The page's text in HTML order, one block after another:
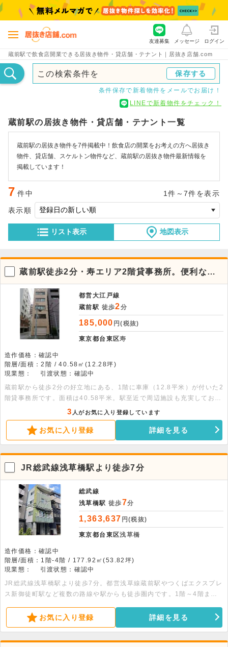
蔵前駅で飲食店開業できる居抜き物件・貸店舗・テナント｜居抜き店舗.com
友達募集 メッセージ ログイン
この検索条件を 保存する
条件保存で新着物件をメールでお届け！
LINEで新着物件をチェック！
蔵前駅の居抜き物件・貸店舗・テナント一覧
蔵前駅の居抜き物件を7件掲載中！飲食店の開業をお考えの方へ居抜き
物件、貸店舗、スケルトン物件など、蔵前駅の居抜き物件最新情報を
掲載しています！
7 件中 1件～7件を表示
リスト表示 地図表示
表示順
蔵前駅徒歩2分・寿エリア2階貸事務所。便利な車
庫付き
都営大江戸線
蔵前駅 徒歩2分
185,000 円(税抜)
東京都台東区寿
造作価格：確認中
階層/面積：2階 / 40.58㎡(12.28坪)
現業態：
引渡状態：確認中
蔵前駅から徒歩2分の好立地にある、1階に車庫（12.8平米）が付いた2
階貸事務所です。面積は40.58平米。駅至近で周辺施設も充実してお
り、ビジネスの拠点に最適です。詳細についてはお問い合わせくださ
い。
3 人がお気に入り登録しています
お気に入り登録 詳細を見る
JR総武線浅草橋駅より徒歩7分
総武線
浅草橋駅 徒歩7分
1,363,637 円(税抜)
東京都台東区浅草橋
造作価格：確認中
階層/面積：1階-4階 / 177.92㎡(53.82坪)
現業態：
引渡状態：確認中
JR総武線浅草橋駅より徒歩7分。都営浅草線蔵前駅やつくばエクスプレ
ス新御徒町駅など複数の路線や駅からも徒歩圏内です。1階～4階まで
35.37平米・2階46.28平米・3階49.33平米・4階46.94平米
お気に入り登録 詳細を見る